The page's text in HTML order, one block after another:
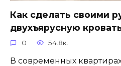
Как сделать своими
двухъярусную
0 54.8к.
В современных